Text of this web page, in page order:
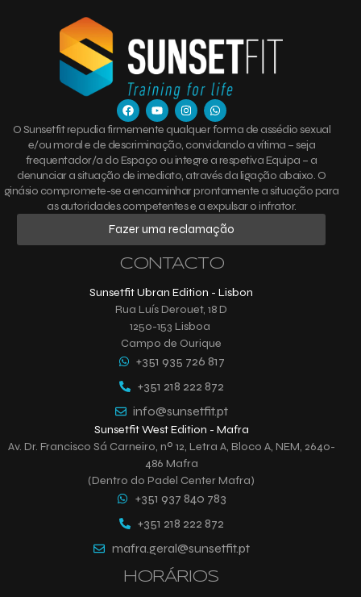
O Sunsetfit repudia firmemente qualquer forma de assédio sexual
e/ou moral e de descriminação, convidando a vítima – seja
frequentador/a do Espaço ou integre a respetiva Equipa – a
denunciar a situação de imediato, através da ligação abaixo. O
ginásio compromete-se a encaminhar prontamente a situação para
as autoridades competentes e a expulsar o infrator.
Fazer uma reclamação
CONTACTO
Sunsetfit Ubran Edition - Lisbon
Rua Luís Derouet, 18 D
1250-153 Lisboa
Campo de Ourique
+351 935 726 817
+351 218 222 872
info@sunsetfit.pt
Sunsetfit West Edition - Mafra
Av. Dr. Francisco Sá Carneiro, nº 12, Letra A, Bloco A, NEM, 2640-
486 Mafra
(Dentro do Padel Center Mafra)
+351 937 840 783
+351 218 222 872
mafra.geral@sunsetfit.pt
HORÁRIOS